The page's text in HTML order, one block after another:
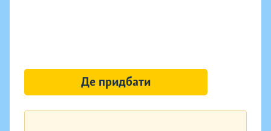
Де придбати